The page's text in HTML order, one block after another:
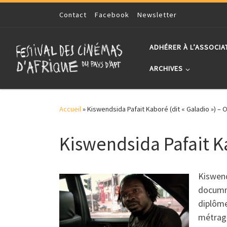
Skip to contentContact Facebook Newsletter
ADHÉRER À
ARCHIVES
Accueil»Kiswendsida Pafait Kaboré (dit « Galadio ») –
Kiswendsida Pafait